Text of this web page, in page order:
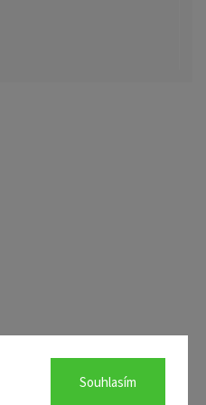
Souhlasím